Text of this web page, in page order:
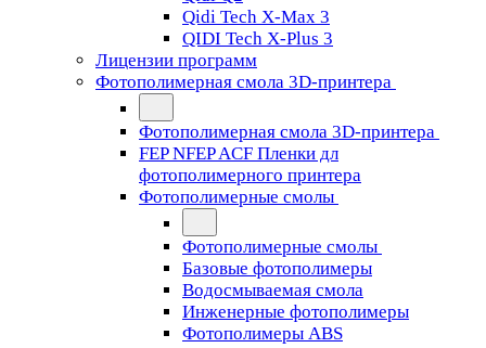
Qidi Tech X-Max 3
QIDI Tech X-Plus 3
Лицензии программ
Фотополимерная смола 3D-принтера
Фотополимерная смола 3D-принтера
FEP NFEP ACF Пленки дл
фотополимерного принтера
Фотополимерные смолы
Фотополимерные смолы
Базовые фотополимеры
Водосмываемая смола
Инженерные фотополимеры
Фотополимеры ABS